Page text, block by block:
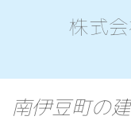
株式
南伊豆町の